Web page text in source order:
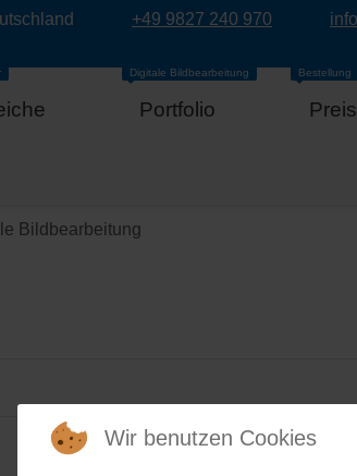
+49 9827 240 970
Portfolio
Digitale Bildbearbeitung Bestellung
Bildbearbeitung
Wir benutzen Cookies